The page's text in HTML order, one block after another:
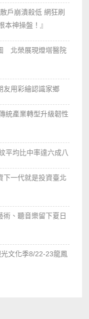
戶崩潰殺低 網狂刷
神操盤！』
北榮展現燈塔醫院
用彩繪認識家鄉
統產業轉型升級韌性
平均比中率達六成八
一代就是投資臺北
、聽音樂留下夏日
文化季8/22-23龍鳳